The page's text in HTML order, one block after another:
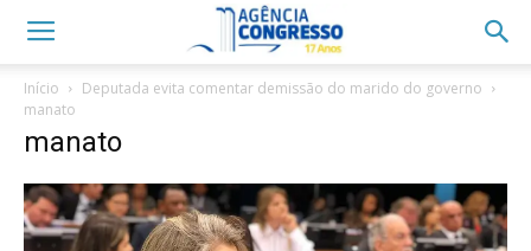
Início
Deputada evita comentar demissão do marido do governo
manato
manato